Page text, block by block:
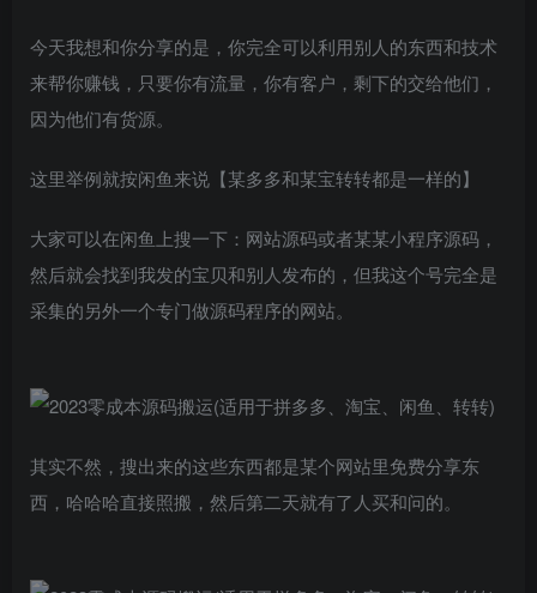
今天我想和你分享的是，你完全可以利用别人的东西和技术
来帮你赚钱，只要你有流量，你有客户，剩下的交给他们，
因为他们有货源。
这里举例就按闲鱼来说【某多多和某宝转转都是一样的】
大家可以在闲鱼上搜一下：网站源码或者某某小程序源码，
然后就会找到我发的宝贝和别人发布的，但我这个号完全是
采集的另外一个专门做源码程序的网站。
其实不然，搜出来的这些东西都是某个网站里免费分享东
西，哈哈哈直接照搬，然后第二天就有了人买和问的。